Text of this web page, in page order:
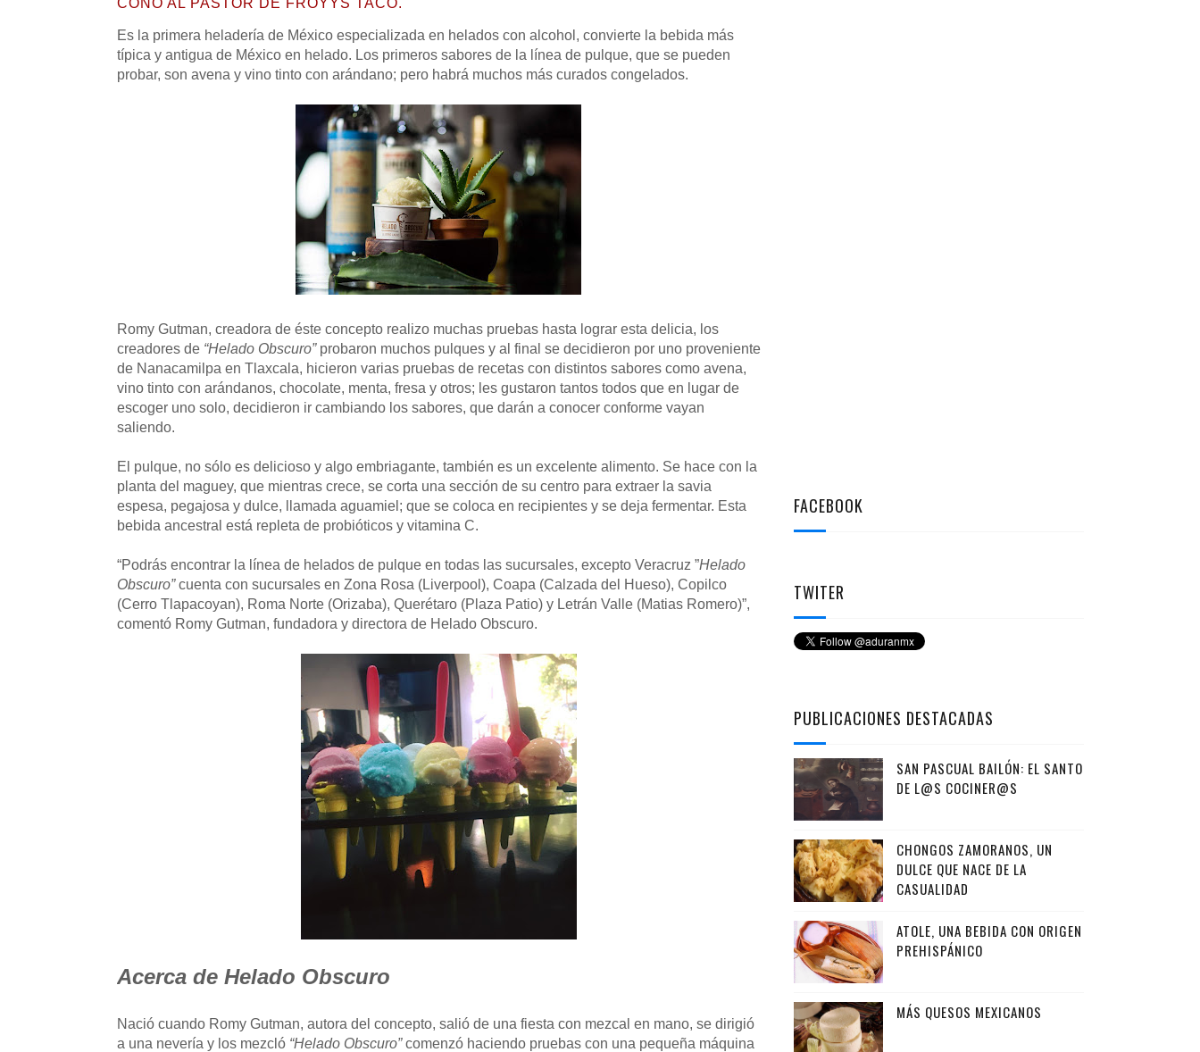
CONO AL PASTOR DE FROYYS TACO.
Es la primera heladería de México especializada en helados con alcohol, convierte la bebida más
típica y antigua de México en helado. Los primeros sabores de la línea de pulque, que se pueden
probar, son avena y vino tinto con arándano; pero habrá muchos más curados congelados.
Romy Gutman, creadora de éste concepto realizo muchas pruebas hasta lograr esta delicia, los
creadores de “Helado Obscuro”probaron muchos pulques y al final se decidieron por uno proveniente
de Nanacamilpa en Tlaxcala, hicieron varias pruebas de recetas con distintos sabores como avena,
vino tinto con arándanos, chocolate, menta, fresa y otros; les gustaron tantos todos que en lugar de
escoger uno solo, decidieron ir cambiando los sabores, que darán a conocer conforme vayan
saliendo.
El pulque, no sólo es delicioso y algo embriagante, también es un excelente alimento. Se hace con la
planta del maguey, que mientras crece, se corta una sección de su centro para extraer la savia
espesa, pegajosa y dulce, llamada aguamiel; que se coloca en recipientes y se deja fermentar. Esta
bebida ancestral está repleta de probióticos y vitamina C.
“Podrás encontrar la línea de helados de pulque en todas las sucursales, excepto Veracruz ”Helado
Obscuro”cuenta con sucursales en Zona Rosa (Liverpool), Coapa (Calzada del Hueso), Copilco
(Cerro Tlapacoyan), Roma Norte (Orizaba), Querétaro (Plaza Patio) y Letrán Valle (Matias Romero)”,
comentó Romy Gutman, fundadora y directora de Helado Obscuro.
Acerca de Helado Obscuro
Nació cuando Romy Gutman, autora del concepto, salió de una fiesta con mezcal en mano, se dirigió
a una nevería y los mezcló “Helado Obscuro”comenzó haciendo pruebas con una pequeña máquina
FACEBOOK
TWITER
PUBLICACIONES DESTACADAS
SAN PASCUAL BAILÓN: EL SANTO
DE L@S COCINER@S
CHONGOS ZAMORANOS, UN
DULCE QUE NACE DE LA
CASUALIDAD
ATOLE, UNA BEBIDA CON ORIGEN
PREHISPÁNICO
MÁS QUESOS MEXICANOS